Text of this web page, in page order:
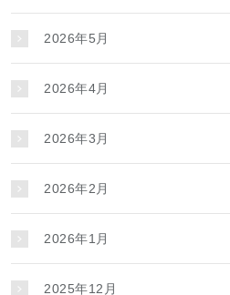
2026年5月
2026年4月
2026年3月
2026年2月
2026年1月
2025年12月